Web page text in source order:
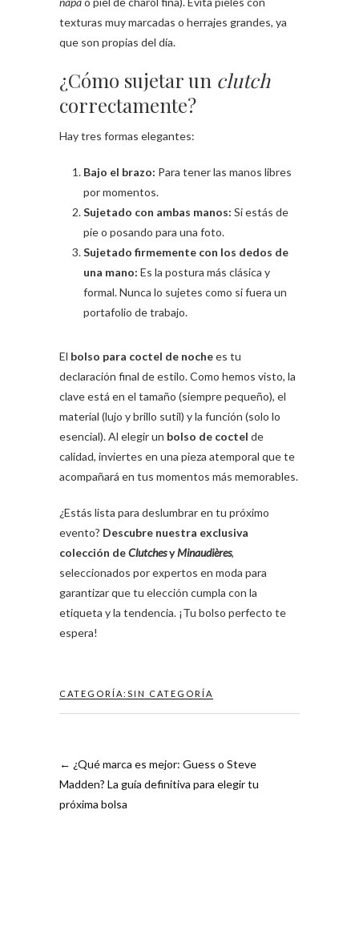
texturas muy marcadas o herrajes grandes, ya
que son propias del día.
¿Cómo sujetar un clutch
correctamente?
Hay tres formas elegantes:
Bajo el brazo: Para tener las manos libres
por momentos.
Sujetado con ambas manos: Si estás de
pie o posando para una foto.
Sujetado firmemente con los dedos de
una mano: Es la postura más clásica y
formal. Nunca lo sujetes como si fuera un
portafolio de trabajo.
El bolso para coctel de nochees tu
declaración final de estilo. Como hemos visto, la
clave está en el tamaño (siempre pequeño), el
material (lujo y brillo sutil) y la función (solo lo
esencial). Al elegir un bolso de coctel de
calidad, inviertes en una pieza atemporal que te
acompañará en tus momentos más memorables.
¿Estás lista para deslumbrar en tu próximo
evento? Descubre nuestra exclusiva
colección deClutchesyMinaudières,
seleccionados por expertos en moda para
garantizar que tu elección cumpla con la
etiqueta y la tendencia. ¡Tu bolso perfecto te
espera!
CATEGORÍA: SIN CATEGORÍA
← ¿Qué marca es mejor: Guess o Steve
Madden? La guía definitiva para elegir tu
próxima bolsa